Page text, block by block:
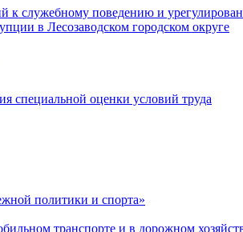
к служебному поведению и
в Лесозаводском городском округе
специальной оценки условий труда
политики и спорта»
транспорте и в дорожном